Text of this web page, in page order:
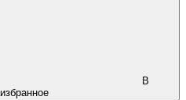
В
избранное